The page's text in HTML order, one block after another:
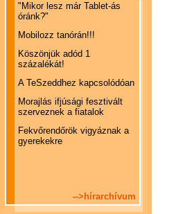
"Mikor lesz már Tablet-ás
óránk?"
Mobilozz tanórán!!!
Köszönjük adód 1
százalékát!
A TeSzeddhez kapcsolódóan
Morajlás ifjúsági fesztivált
szerveznek a fiatalok
Fekvőrendőrök vigyáznak a
gyerekekre
-->hírarchívum